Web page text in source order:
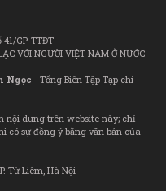
GP-TTĐT
VỚI NGƯỜI VIỆT NAM Ở NƯỚC
Ngọc - Tổng Biên Tập Tạp chí
nội dung trên website này; chỉ
sự đồng ý bằng văn bản của
Từ Liêm, Hà Nội